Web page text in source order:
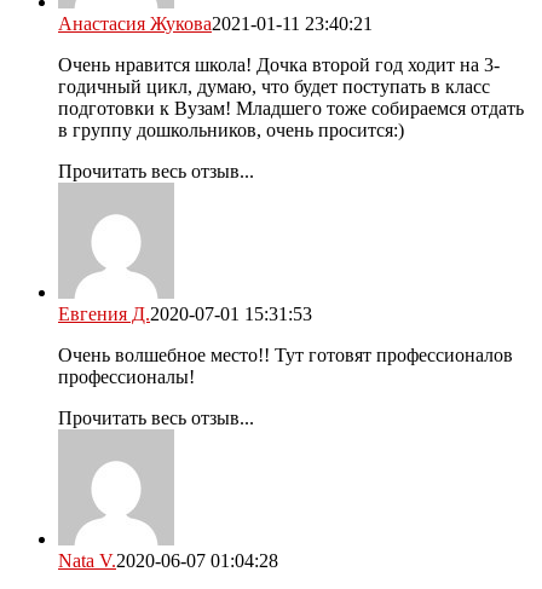
Анастасия Жукова2021-01-11 23:40:21
Очень нравится школа! Дочка второй год ходит на 3-
годичный цикл, думаю, что будет поступать в класс
подготовки к Вузам! Младшего тоже собираемся отдать
в группу дошкольников, очень просится:)
Прочитать весь отзыв...
Евгения Д.2020-07-01 15:31:53
Очень волшебное место!! Тут готовят профессионалов
профессионалы!
Прочитать весь отзыв...
Nata V.2020-06-07 01:04:28